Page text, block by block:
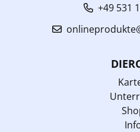
+49 531